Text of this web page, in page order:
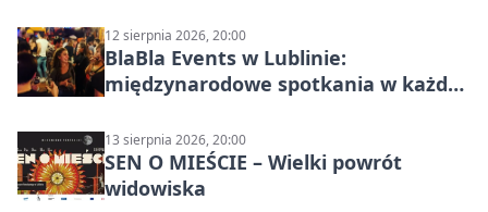
12 sierpnia 2026, 20:00
BlaBla Events w Lublinie:
międzynarodowe spotkania w każdą
13 sierpnia 2026, 20:00
SEN O MIEŚCIE – Wielki powrót
widowiska